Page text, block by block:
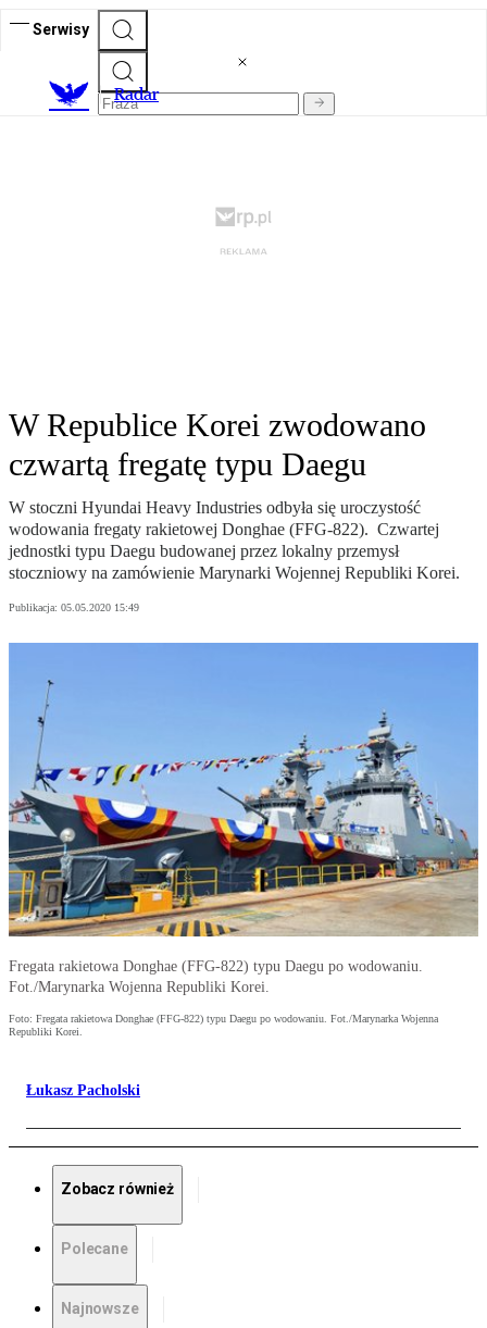
Serwisy
Radar
W Republice Korei zwodowano
czwartą fregatę typu Daegu
W stoczni Hyundai Heavy Industries odbyła się uroczystość
wodowania fregaty rakietowej Donghae (FFG-822). Czwartej
jednostki typu Daegu budowanej przez lokalny przemysł
stoczniowy na zamówienie Marynarki Wojennej Republiki Korei.
Publikacja: 05.05.2020 15:49
Fregata rakietowa Donghae (FFG-822) typu Daegu po wodowaniu.
Fot./Marynarka Wojenna Republiki Korei.
Foto: Fregata rakietowa Donghae (FFG-822) typu Daegu po wodowaniu. Fot./Marynarka Wojenna
Republiki Korei.
Łukasz Pacholski
Zobacz również
Polecane
Najnowsze